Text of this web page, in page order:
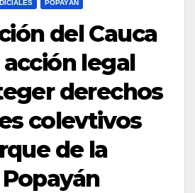
POPAYÁN
del Cauca
legal
derechos
colevtivos
de la